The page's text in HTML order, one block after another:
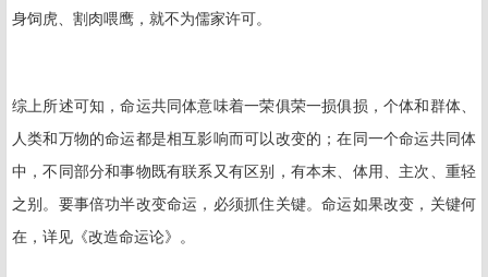
身饲虎、割肉喂鹰，就不为儒家许可。
综上所述可知，命运共同体意味着一荣俱荣一损俱损，个体和群体、
人类和万物的命运都是相互影响而可以改变的；在同一个命运共同体
中，不同部分和事物既有联系又有区别，有本末、体用、主次、重轻
之别。要事倍功半改变命运，必须抓住关键。命运如果改变，关键何
在，详见《改造命运论》。